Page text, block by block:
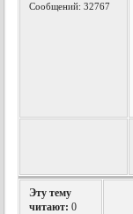
Сообщений: 32767
Эту тему
читают: 0